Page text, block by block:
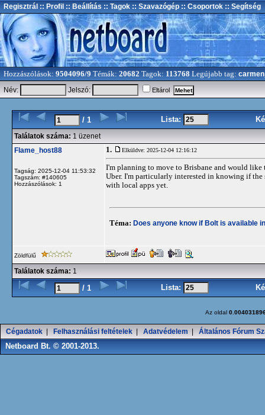
Regisztrál :: Profil :: Beállítás :: Tagok :: Szavazógép :: Csoportok :: Segítség
Hozzászólások: 9504096/9 Témák: 20682 Tagok: 113768 Legújabb tag:
Név:
Jelszó: Eltárol
/ 1 Lista:
Találatok száma: 1 üzenet
Flame_host88
Tagság: 2025-12-04 11:53:32
Tagszám: #140605
Hozzászólások: 1
1. Elküldve: 2025-12-04 12:16:12
I'm planning to move to Brisbane and would
Uber. I'm particularly interested in knowing if
with local apps yet.
Téma: Does anyone know if Bolt is available
Zöldfülű
Találatok száma: 1
/ 1 Lista:
Az oldal
Cégadatok Felhasználási feltételek Adatvédelem Általános Fórum
Netboard Bt. © 2001-2013.